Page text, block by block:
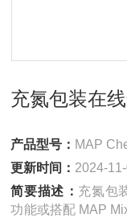
充氮包装在
产品型号： MAP
更新时间： 2024-11-
简要描述： 充氮包
功能或搭配 MAP